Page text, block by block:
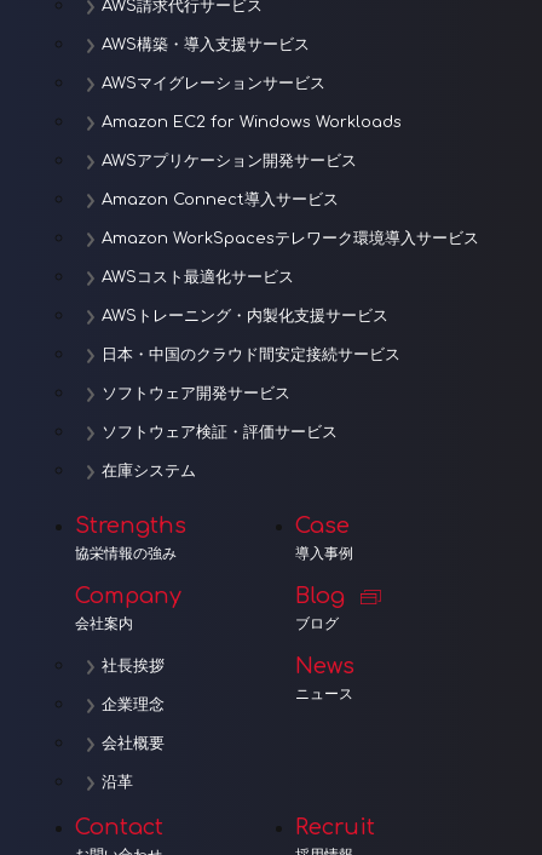
AWS請求代行サービス
AWS構築・導入支援サービス
AWSマイグレーションサービス
Amazon EC2 for Windows Workloads
AWSアプリケーション開発サービス
Amazon Connect導入サービス
Amazon WorkSpacesテレワーク環境導入サービス
AWSコスト最適化サービス
AWSトレーニング・内製化支援サービス
日本・中国のクラウド間安定接続サービス
ソフトウェア開発サービス
ソフトウェア検証・評価サービス
在庫システム
Strengths
協栄情報の強み
Company
会社案内
社長挨拶
企業理念
会社概要
沿革
Case
導入事例
Blog
ブログ
News
ニュース
Contact Recruit